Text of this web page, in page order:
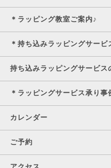
＊ラッピング教室ご案内♪
＊持ち込みラッピングサービ
持ち込みラッピングサービス
＊ラッピングサービス承り事
カレンダー
ご予約